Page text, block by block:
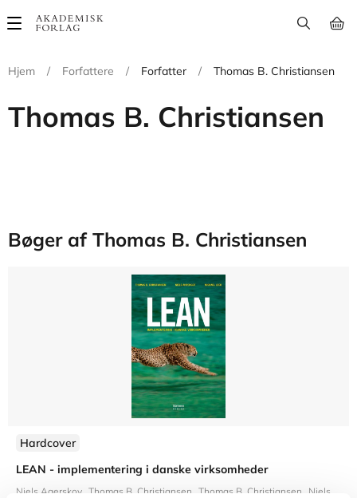
Main
Hjem
/ Forfattere / Forfatter / Thomas B. Christiansen
Thomas B. Christiansen
Bøger af Thomas B. Christiansen
Hardcover
LEAN - implementering i danske virksomheder
Niels Agerskov Thomas B. Christiansen Thomas B. Christiansen Niels Ahrengot